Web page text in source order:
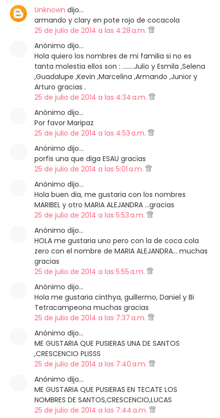
Unknown dijo…
armando y clary en pote rojo de cocacola
25 de julio de 2014 a las 4:28 a.m.
Anónimo dijo…
Hola quiero los nombres de mi familia si no es
tanta molestia ellos son : ........Julio y Esmila ,Selena
,Guadalupe ,Kevin ,Marcelina ,Armando ,Junior y
Arturo gracias .
25 de julio de 2014 a las 4:34 a.m.
Anónimo dijo…
Por favor Maripaz
25 de julio de 2014 a las 4:53 a.m.
Anónimo dijo…
porfis una que diga ESAU gracias
25 de julio de 2014 a las 5:01 a.m.
Anónimo dijo…
Hola buen dia, me gustaria con los nombres
MARIBEL y otro MARIA ALEJANDRA ...gracias
25 de julio de 2014 a las 5:53 a.m.
Anónimo dijo…
HOLA me gustaria uno pero con la de coca cola
zero con el nombre de MARIA ALEJANDRA... muchas
gracias
25 de julio de 2014 a las 5:55 a.m.
Anónimo dijo…
Hola me gustaria cinthya, guillermo, Daniel y Bi
Tetracampeona muchas gracias
25 de julio de 2014 a las 7:37 a.m.
Anónimo dijo…
ME GUSTARIA QUE PUSIERAS UNA DE SANTOS
,CRESCENCIO PLISSS
25 de julio de 2014 a las 7:40 a.m.
Anónimo dijo…
ME GUSTARIA QUE PUSIERAS EN TECATE LOS
NOMBRES DE SANTOS,CRESCENCIO,LUCAS
25 de julio de 2014 a las 7:44 a.m.